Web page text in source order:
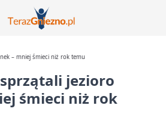
– mniej śmieci niż rok temu
jezioro
śmieci niż rok